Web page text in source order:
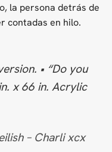
la persona detrás de
contadas en hilo.
• “Do you
x 66 in. Acrylic
– Charli xcx